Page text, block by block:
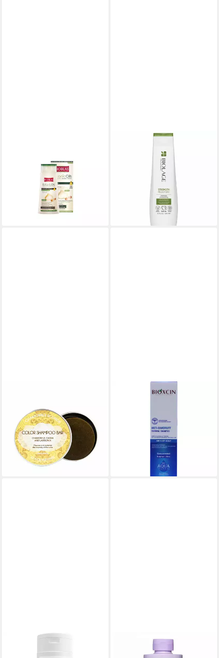
Shampoo 360ml
lieferbar - in 3-4 Werktagen bei dir
Haarpflege-Set Shampoo für
geschädigtes Haar Strength
Recovery (Shampoo) -
ab 28,86 €
lieferbar - in 7-9 Werktagen bei dir
Bar Chamomille Blonde
26,56 €
(204,31 €/ 1 kg)
lieferbar - in 9-11 Werktagen bei
Vitamin B6&Thermalwasser
lieferbar - in 2-3 Werktagen bei dir
Haarshampoo
Haarshampoo Olaplex No.4-P